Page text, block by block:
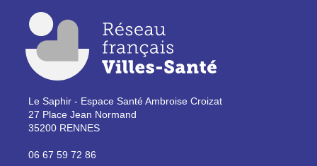
Le Saphir - Espace Santé Ambroise Croizat
27 Place Jean Normand
35200 RENNES
06 67 59 72 86